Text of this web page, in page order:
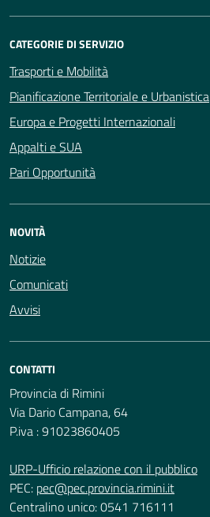
CATEGORIE DI SERVIZIO
Trasporti e Mobilità
Pianificazione Territoriale e Urbanistica
Europa e Progetti Internazionali
Appalti e SUA
Pari Opportunità
NOVITÀ
Notizie
Comunicati
Avvisi
CONTATTI
Provincia di Rimini
Via Dario Campana, 64
P.iva : 91023860405
URP-Ufficio relazione con il pubblico
PEC: pec@pec.provincia.rimini.it
Centralino unico: 0541 716111